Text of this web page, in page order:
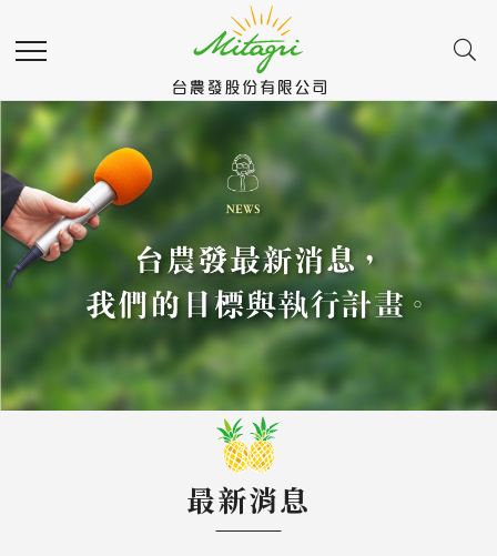
最新消息